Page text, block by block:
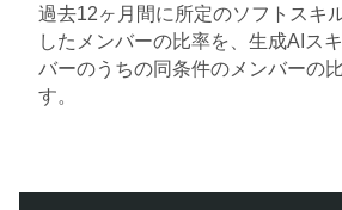
過去12ヶ月間に所定のソフトスキ
したメンバーの比率を、生成AIス
バーのうちの同条件のメンバーの
す。​​​​